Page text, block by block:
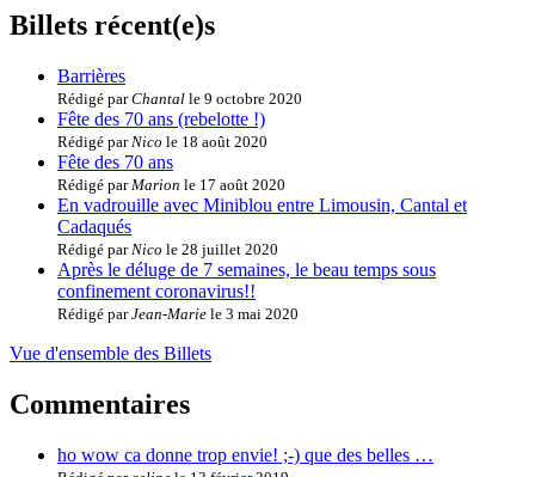
Billets récent(e)s
Barrières
Rédigé parChantal le 9 octobre 2020
Fête des 70 ans (rebelotte !)
Rédigé parNico le 18 août 2020
Fête des 70 ans
Rédigé parMarion le 17 août 2020
En vadrouille avec Miniblou entre Limousin, Cantal et
Cadaqués
Rédigé parNico le 28 juillet 2020
Après le déluge de 7 semaines, le beau temps sous
confinement coronavirus!!
Rédigé parJean-Marie le 3 mai 2020
Vue d'ensemble des Billets
Commentaires
ho wow ca donne trop envie! ;-) que des belles …